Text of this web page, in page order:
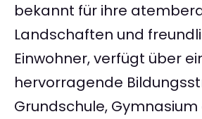
bekannt für ihre
Landschaften und
Einwohner, verfügt über
hervorragende
Grundschule,